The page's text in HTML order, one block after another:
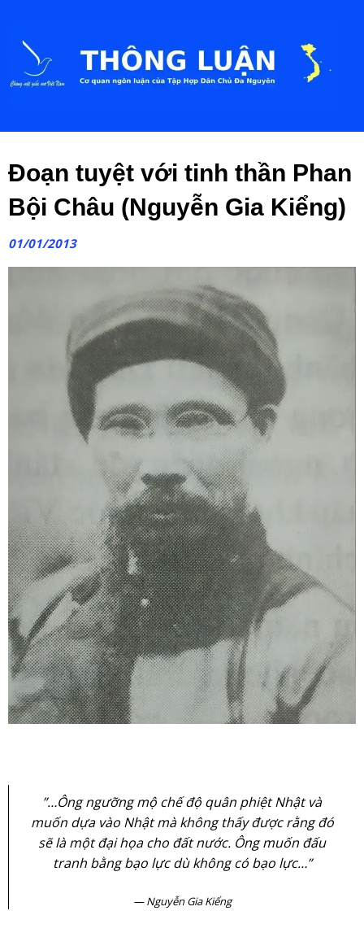
Đoạn tuyệt với tinh thần Phan
Bội Châu (Nguyễn Gia Kiểng)
01/01/2013
”…Ông ngưỡng mộ chế độ quân phiệt Nhật và
muốn dựa vào Nhật mà không thấy được rằng đó
sẽ là một đại họa cho đất nước. Ông muốn đấu
tranh bằng bạo lực dù không có bạo lực…”
Nguyễn Gia Kiểng